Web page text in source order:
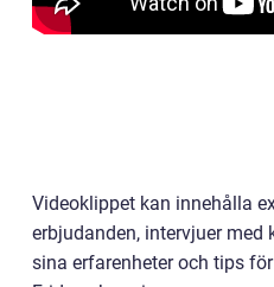
Videoklippet kan innehålla
erbjudanden, intervjuer med
sina erfarenheter och tips